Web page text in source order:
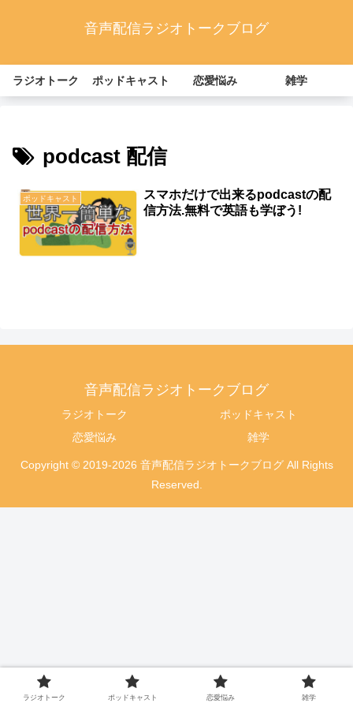
音声配信ラジオトークブログ
ラジオトーク ポッドキャスト 恋愛悩み 雑学
podcast 配信
ポッドキャスト
スマホだけで出来るpodcastの配
信方法.無料で英語も学ぼう!
音声配信ラジオトークブログ
ラジオトーク
ポッドキャスト
恋愛悩み
雑学
Copyright © 2019-2026 音声配信ラジオトークブログ All Rights
Reserved.
ラジオトーク ポッドキャスト 恋愛悩み 雑学